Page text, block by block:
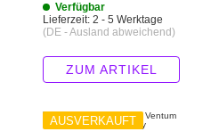
Verfügbar
Lieferzeit: 2 - 5 Werktage
(DE - Ausland abweichend)
ZUM ARTIKEL
AUSVERKAUFT